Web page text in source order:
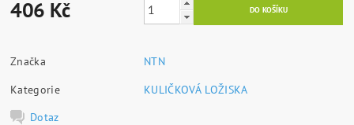
406 Kč
Značka
NTN
Kategorie
KULIČKOVÁ LOŽISKA
Dotaz